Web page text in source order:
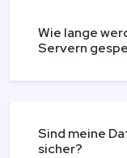
Wie lange
Servern
Sind meine
sicher?